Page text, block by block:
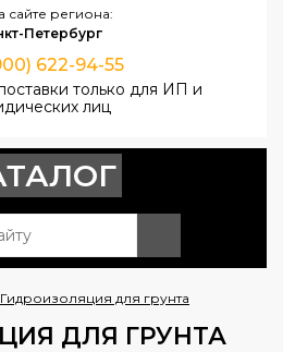
сайте региона:
Петербург
622-94-55
только для ИП и
лиц
Гидроизоляция для грунта
ДЛЯ ГРУНТА